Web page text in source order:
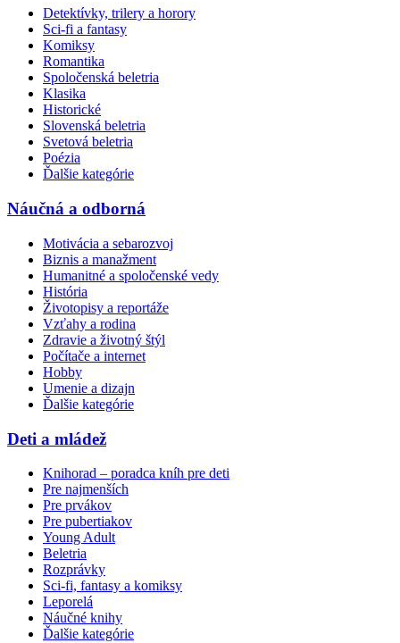
Detektívky, trilery a horory
Sci-fi a fantasy
Komiksy
Romantika
Spoločenská beletria
Klasika
Historické
Slovenská beletria
Svetová beletria
Poézia
Ďalšie kategórie
Náučná a odborná
Motivácia a sebarozvoj
Biznis a manažment
Humanitné a spoločenské vedy
História
Životopisy a reportáže
Vzťahy a rodina
Zdravie a životný štýl
Počítače a internet
Hobby
Umenie a dizajn
Ďalšie kategórie
Deti a mládež
Knihorad – poradca kníh pre deti
Pre najmenších
Pre prvákov
Pre pubertiakov
Young Adult
Beletria
Rozprávky
Sci-fi, fantasy a komiksy
Leporelá
Náučné knihy
Ďalšie kategórie